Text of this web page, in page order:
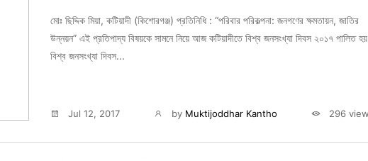
মোঃ ছিদ্দিক মিয়া, কটিয়াদী (কিশোরগঞ্জ) প্রতিনিধি : “পরিবার পরিকল্পনা: জনগণের ক্ষমতায়ন, জাতির
উন্নয়ন” এই প্রতিপাদ্য বিষয়কে সামনে নিয়ে আজ কটিয়াদীতে বিশ্ব জনসংখ্যা দিবস ২০১৭ পালিত
বিশ্ব জনসংখ্যা দিবস...
Jul 12, 2017 by Muktijoddhar Kantho 296